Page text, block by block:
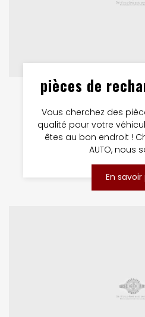
pièces de
Vous cherchez des
qualité pour votre
êtes au bon endroit !
AUTO, nous
En savoir